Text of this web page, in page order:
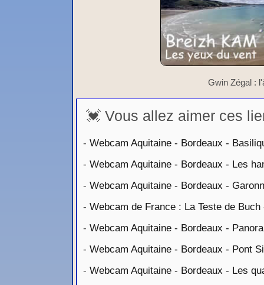
Gwin Zégal :
💓 Vous allez aimer ces
- Webcam Aquitaine - Bordeaux -
- Webcam Aquitaine - Bordeaux - Les
- Webcam Aquitaine - Bordeaux -
- Webcam de France : La Teste de
- Webcam Aquitaine - Bordeaux -
- Webcam Aquitaine - Bordeaux - Pont
- Webcam Aquitaine - Bordeaux - Les